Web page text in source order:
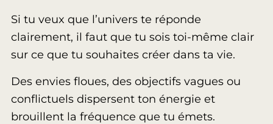
Si tu veux que l’univers te réponde
clairement, il faut que tu sois toi-même clair
sur ce que tu souhaites créer dans ta vie.
Des envies floues, des objectifs vagues ou
conflictuels dispersent ton énergie et
brouillent la fréquence que tu émets.